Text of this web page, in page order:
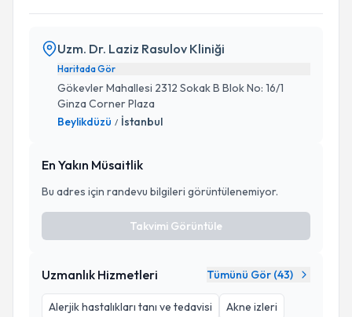
Uzm. Dr. Laziz Rasulov Kliniği
Haritada Gör
Gökevler Mahallesi 2312 Sokak B Blok No: 16/1
Ginza Corner Plaza
Beylikdüzü / İstanbul
En Yakın Müsaitlik
Bu adres için randevu bilgileri görüntülenemiyor.
Takvimi Görüntüle
Uzmanlık Hizmetleri Tümünü Gör (43)
Alerjik hastalıkları tanı ve tedavisi
Akne izleri